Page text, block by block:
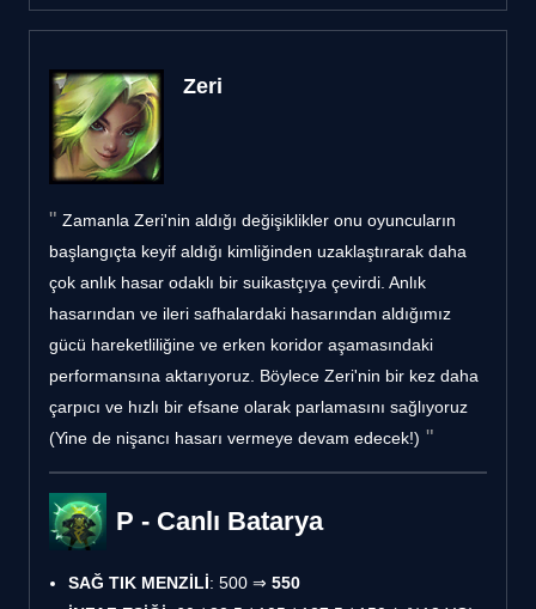
Zeri
Zamanla Zeri'nin aldığı değişiklikler onu oyuncuların
başlangıçta keyif aldığı kimliğinden uzaklaştırarak daha
çok anlık hasar odaklı bir suikastçıya çevirdi. Anlık
hasarından ve ileri safhalardaki hasarından aldığımız
gücü hareketliliğine ve erken koridor aşamasındaki
performansına aktarıyoruz. Böylece Zeri'nin bir kez daha
çarpıcı ve hızlı bir efsane olarak parlamasını sağlıyoruz
(Yine de nişancı hasarı vermeye devam edecek!)
P - Canlı Batarya
SAĞ TIK MENZİLİ: 500 ⇒ 550